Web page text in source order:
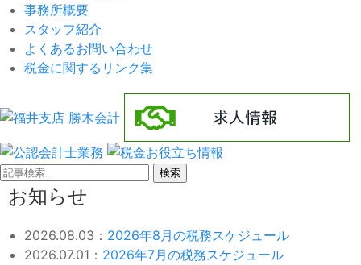
事務所概要
スタッフ紹介
よくあるお問い合わせ
税金に関するリンク集
検索
お知らせ
2026.08.03： 2026年8月の税務スケジュール
2026.07.01： 2026年7月の税務スケジュール